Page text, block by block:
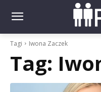
Tagi Iwona Zaczek
Tag: